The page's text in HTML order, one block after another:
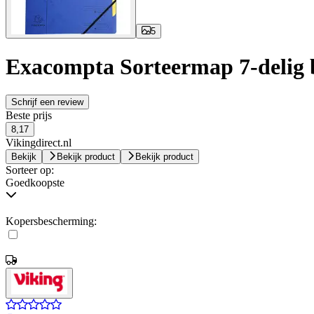
5
Exacompta Sorteermap 7-delig
Schrijf een review
Beste prijs
8,17
Vikingdirect.nl
Bekijk Bekijk product Bekijk product
Sorteer op:
Goedkoopste
Kopersbescherming: